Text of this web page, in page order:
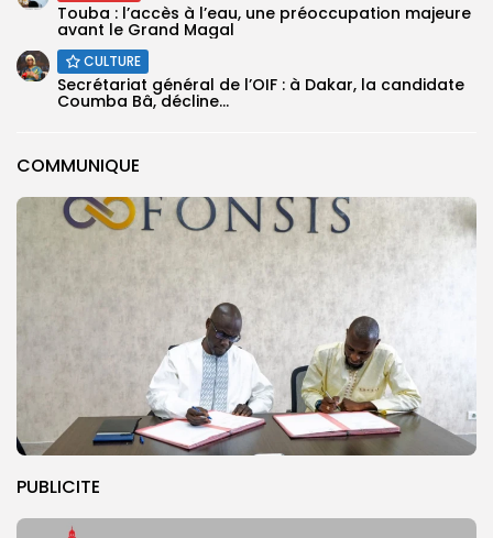
COMMUNIQUE
PUBLICITE
Touba : l’accès à l’eau, une préoccupation majeure
avant le Grand Magal
CULTURE
Secrétariat général de l’OIF : à Dakar, la candidate
Coumba Bâ, décline...